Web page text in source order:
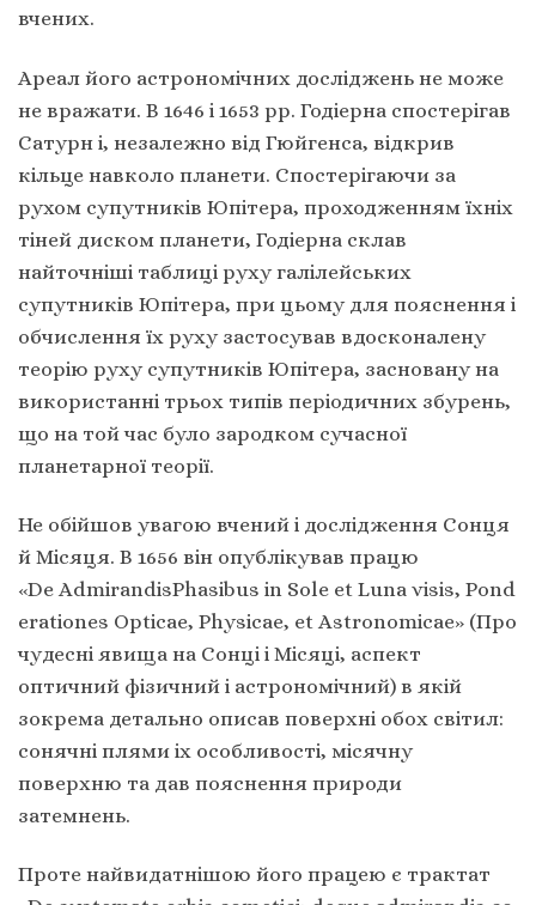
вчених.
Ареал його астрономічних досліджень не може
не вражати. В 1646 і 1653 рр. Годіерна спостерігав
Сатурн і, незалежно від Гюйгенса, відкрив
кільце навколо планети. Спостерігаючи за
рухом супутників Юпітера, проходженням їхніх
тіней диском планети, Годіерна склав
найточніші таблиці руху галілейських
супутників Юпітера, при цьому для пояснення і
обчислення їх руху застосував вдосконалену
теорію руху супутників Юпітера, засновану на
використанні трьох типів періодичних збурень,
що на той час було зародком сучасної
планетарної теорії.
Не обійшов увагою вчений і дослідження Сонця
й Місяця. В 1656 він опублікував працю
«De AdmirandisPhasibus in Sole et Luna visis, Pond
erationes Opticae, Physicae, et Astronomicae» (Про
чудесні явища на Сонці і Місяці, аспект
оптичний фізичний і астрономічний) в якій
зокрема детально описав поверхні обох світил:
сонячні плями іх особливості, місячну
поверхню та дав пояснення природи
затемнень.
Проте найвидатнішою його працею є трактат